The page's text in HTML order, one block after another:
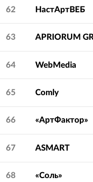
62 НастАртВЕБ
63 APRIORUM
64 WebMedia
65 Comly
66 «АртФактор»
67 ASMART
68 «Соль»